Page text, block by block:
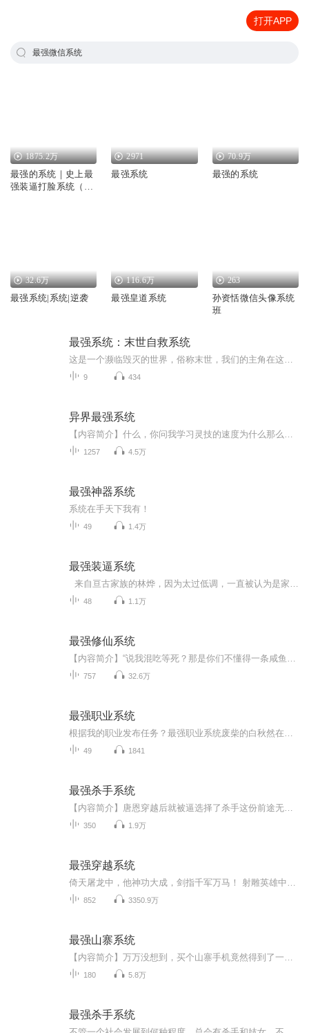
打开APP
最强微信系统
1875.2万
最强的系统｜史上最
强装逼打脸系统（林
2971
最强系统
70.9万
最强的系统
32.6万
最强系统|系统|逆袭
116.6万
最强皇道系统
263
孙资恬微信头像系统
班
最强系统：末世自救系统
9 434
异界最强系统
1257 4.5万
最强神器系统
系统在手天下我有！
49 1.4万
最强装逼系统
48 1.1万
最强修仙系统
757 32.6万
最强职业系统
49 1841
最强杀手系统
350 1.9万
最强穿越系统
852 3350.9万
最强山寨系统
180 5.8万
最强杀手系统